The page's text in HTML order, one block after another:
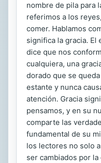
nombre de pila para
referimos a los
comer. Hablamos
significa la gracia. El
dice que nos
cualquiera, una
dorado que se
estante y nunca
atención. Gracia
pensamos, y en su
comparte las
fundamental de su
los lectores no solo
ser cambiados por